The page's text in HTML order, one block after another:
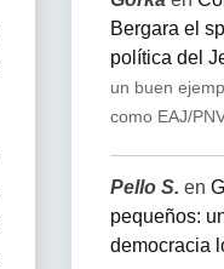
Bergara el
política del
un buen
como EAJ/
Pello S. en
pequeños:
democracia